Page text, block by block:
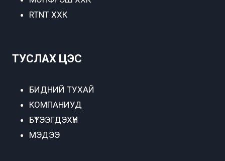
RTNT ХХК
ТУСЛАХ ЦЭС
БИДНИЙ ТУХАЙ
КОМПАНИУД
БҮТЭЭГДЭХҮҮН
МЭДЭЭ